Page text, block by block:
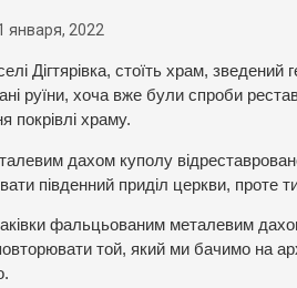
января, 2022
Дігтярівка, стоїть храм,
руїни, хоча вже були спроби
покрівлі храму.
дахом куполу
південний приділ церкви, проте
фальцьованим металевим
той, який ми бачимо на